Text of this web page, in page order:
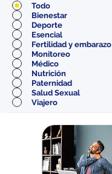
Todo
Bienestar
Deporte
Esencial
Fertilidad y embarazo
Monitoreo
Médico
Nutrición
Paternidad
Salud Sexual
Viajero